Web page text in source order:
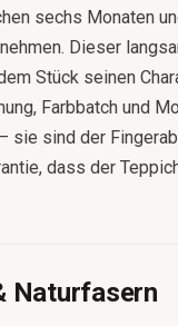
sechs Monaten
Dieser
Stück seinen
Farbbatch und
sie sind der
dass der
Naturfasern